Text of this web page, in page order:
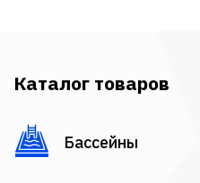
Каталог товаров
Бассейны